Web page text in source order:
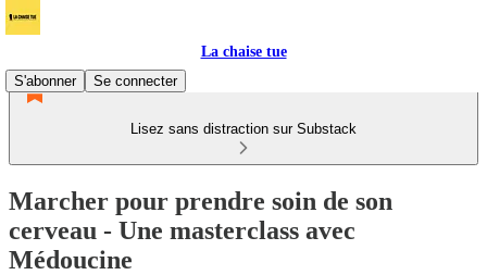
La chaise tue
S'abonner
Se connecter
Lisez sans distraction sur Substack
Marcher pour prendre soin de son
cerveau - Une masterclass avec
Médoucine